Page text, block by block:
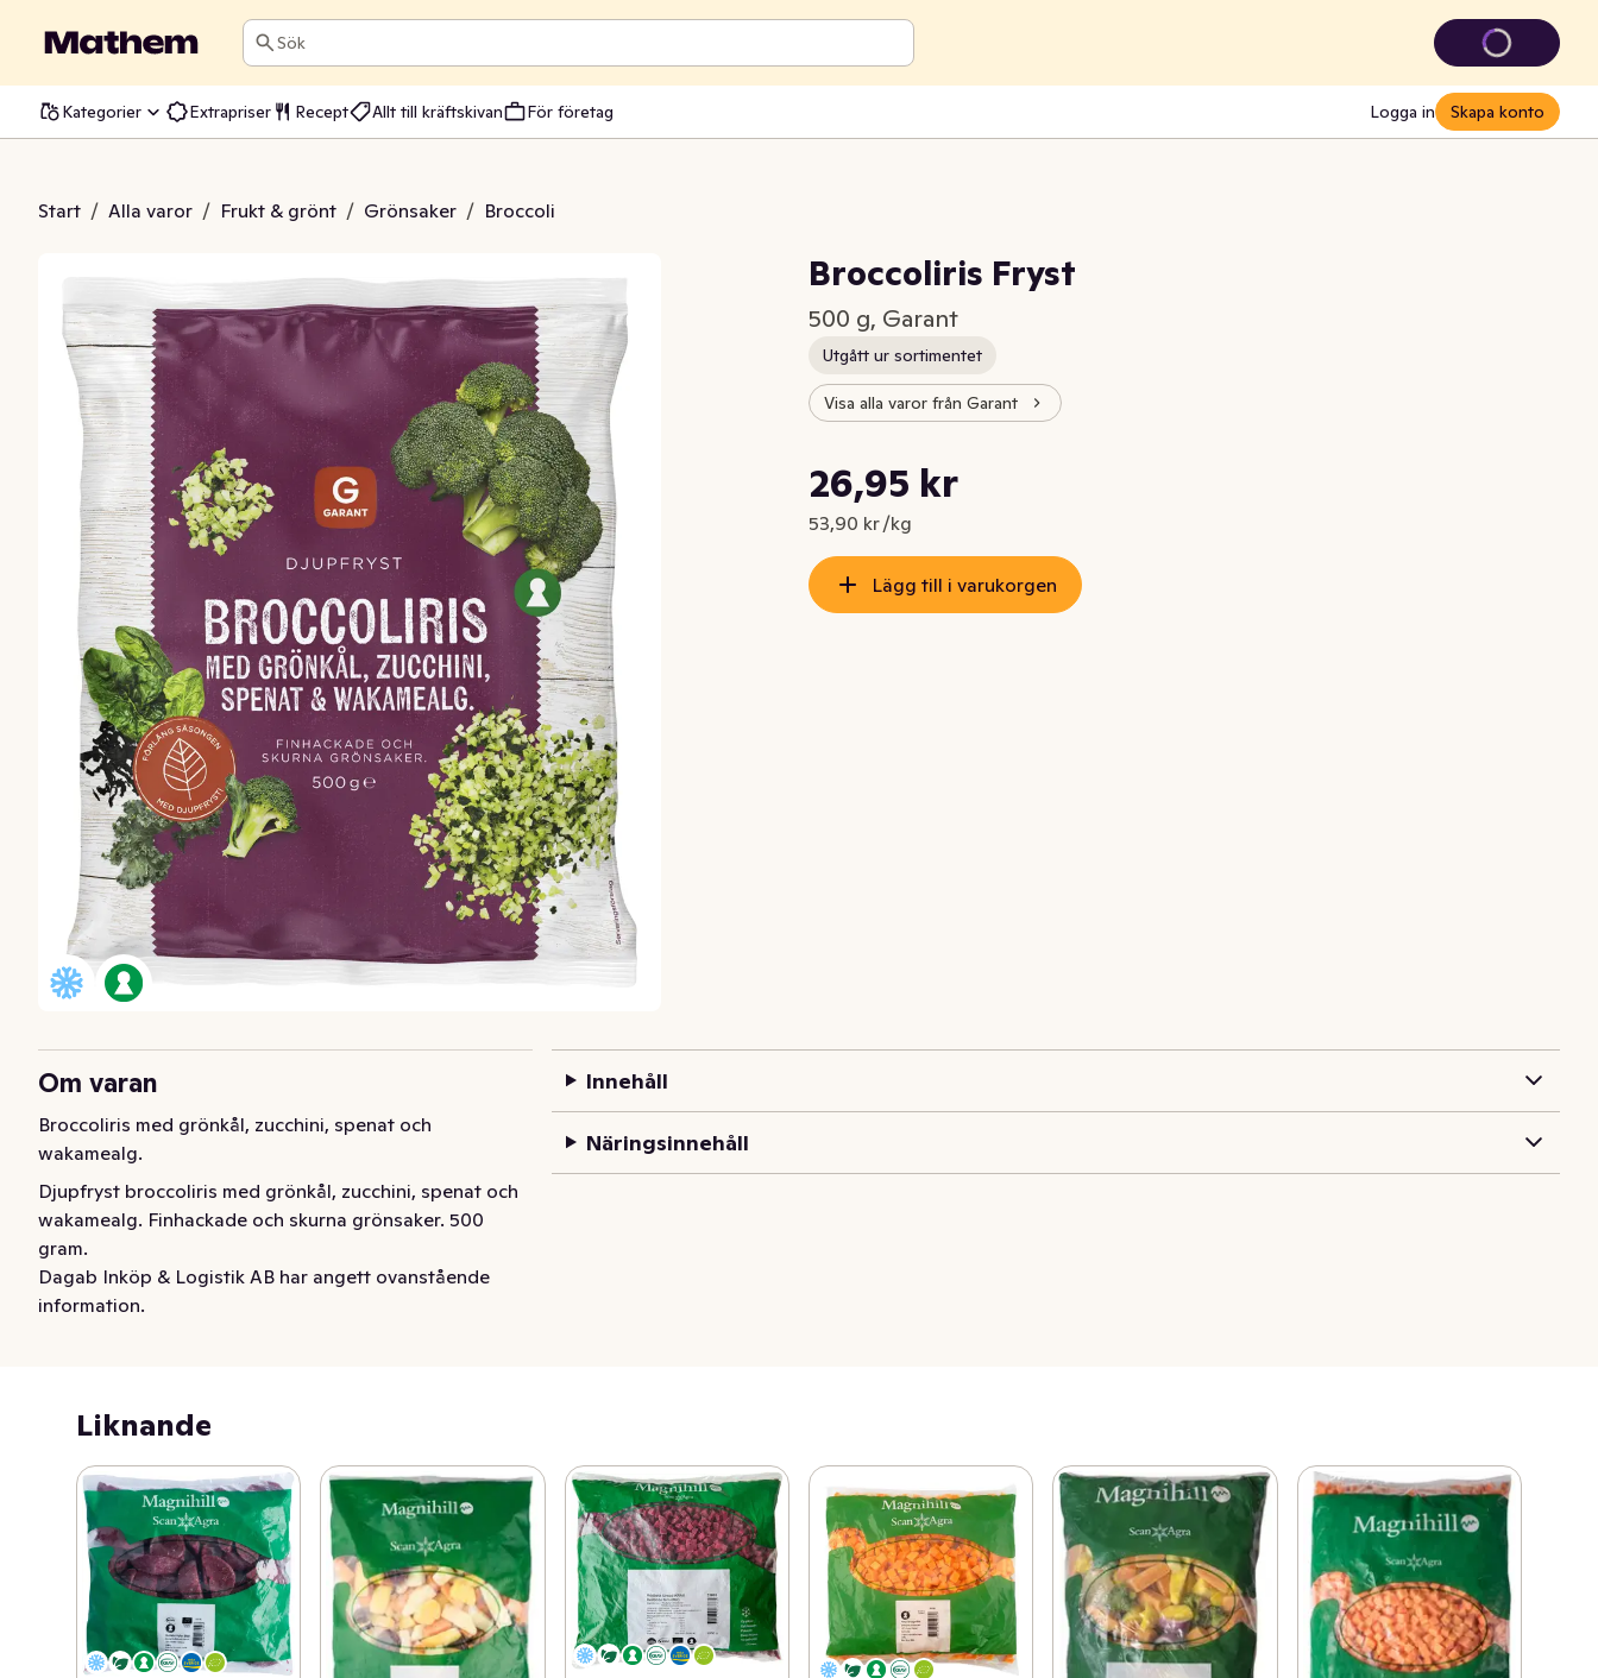
Sök
Kategorier Extrapriser Recept Allt till kräftskivan För företag Logga in Skapa konto
Start / Alla varor / Frukt & grönt / Grönsaker / Broccoli
Fryst
Broccoliris Fryst
500 g, Garant
Utgått ur sortimentet
Visa alla varor från Garant
Nuvarande pris är: 26,95 kr
26,95 kr
53,90 kr /kg
Styckpris: 53,90 kr /kg
Lägg till i varukorgen
Om varan
Broccoliris med grönkål, zucchini, spenat och
wakamealg.
Djupfryst broccoliris med grönkål, zucchini, spenat och
wakamealg. Finhackade och skurna grönsaker. 500
gram.
Dagab Inköp & Logistik AB har angett ovanstående
information.
Innehåll
Näringsinnehåll
Liknande